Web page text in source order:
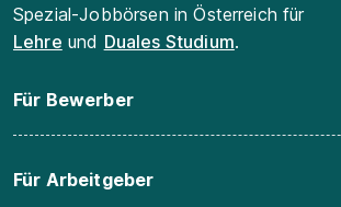
Spezial-Jobbörsen in Österreich für
Lehre und Duales Studium.
Für Bewerber
Für Arbeitgeber